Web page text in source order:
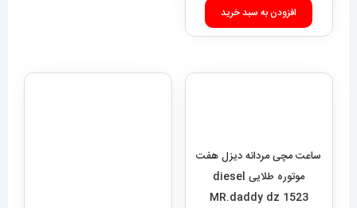
افزودن به سبد خرید
ساعت مچی مردانه دیزل هفت
موتوره طلایی diesel
MR.daddy dz 1523